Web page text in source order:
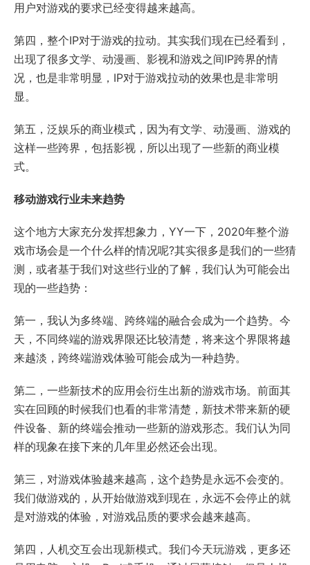
用户对游戏的要求已经变得越来越高。
第四，整个IP对于游戏的拉动。其实我们现在已经看到，
出现了很多文学、动漫画、影视和游戏之间IP跨界的情
况，也是非常明显，IP对于游戏拉动的效果也是非常明
显。
第五，泛娱乐的商业模式，因为有文学、动漫画、游戏的
这样一些跨界，包括影视，所以出现了一些新的商业模
式。
移动游戏行业未来趋势
这个地方大家充分发挥想象力，YY一下，2020年整个游
戏市场会是一个什么样的情况呢?其实很多是我们的一些猜
测，或者基于我们对这些行业的了解，我们认为可能会出
现的一些趋势：
第一，我认为多终端、跨终端的融合会成为一个趋势。今
天，不同终端的游戏界限还比较清楚，将来这个界限将越
来越淡，跨终端游戏体验可能会成为一种趋势。
第二，一些新技术的应用会衍生出新的游戏市场。前面其
实在回顾的时候我们也看的非常清楚，新技术带来新的硬
件设备、新的终端会推动一些新的游戏形态。我们认为同
样的现象在接下来的几年里必然还会出现。
第三，对游戏体验越来越高，这个趋势是永远不会变的。
我们做游戏的，从开始做游戏到现在，永远不会停止的就
是对游戏的体验，对游戏品质的要求会越来越高。
第四，人机交互会出现新模式。我们今天玩游戏，更多还